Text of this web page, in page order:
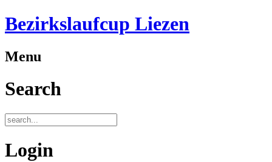
Bezirkslaufcup Liezen
Menu
Search
Login